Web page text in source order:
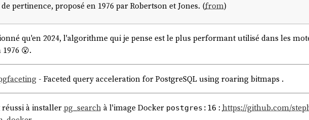
pertinence, proposé en 1976 par Robertson et Jones. (from)
qu'en 2024, l'algorithme qui je pense est le plus performant utilisé dans les
😮.
- Faceted query acceleration for PostgreSQL using roaring bitmaps .
à installerpg_searchà l'image Docker postgres:16 : https://github.com/